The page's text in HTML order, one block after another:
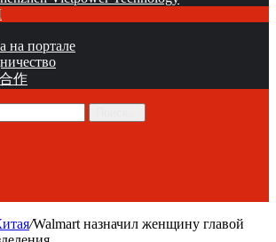
на портале
作
/Walmart назначил женщину главой